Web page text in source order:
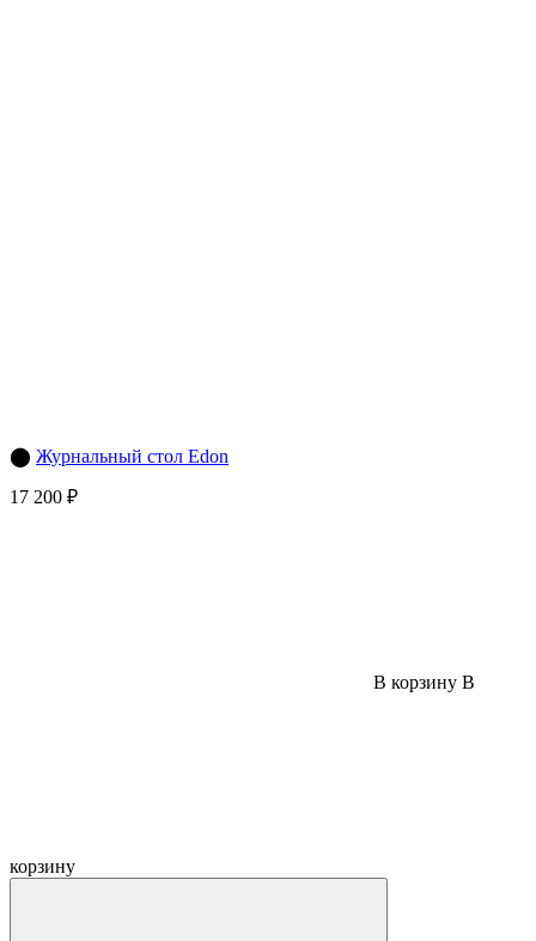
⬤ Журнальный стол Edon
17 200 ₽
В корзину В
корзину